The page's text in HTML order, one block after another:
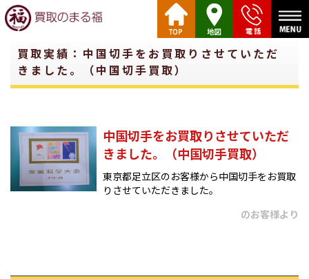
買取実績：中国切手をお買取りさせていただ
きました。（中国切手買取）
中国切手をお買取りさせていただ
きました。（中国切手買取）
東京都足立区のお客様から中国切手をお買取
りさせていただきました。
のお客様より